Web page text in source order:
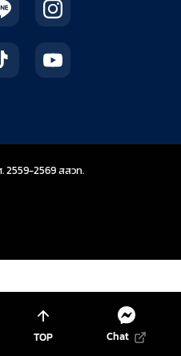
2559-2569สสวท.สถาบันส่งเสริมการสอ
TOP Chat